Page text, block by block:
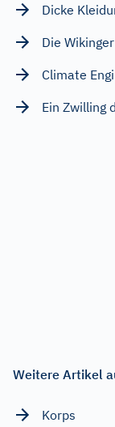
Dicke
Die
Climate
Ein Zwilling
Weitere Artikel
Korps